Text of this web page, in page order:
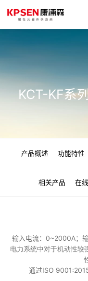
KCT-KF系
产品概述 功能特性
相关产品 在
输入电流：0~2000A；
电力系统中对于机动性较
通过ISO